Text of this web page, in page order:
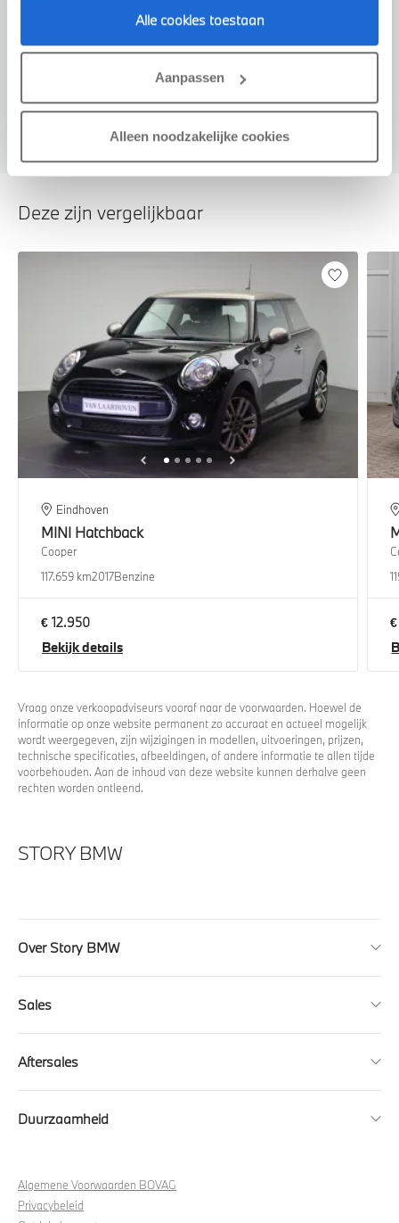
Alle cookies toestaan
Aanpassen
Alleen noodzakelijke cookies
U vertelt meer over uw auto
We verrekenen de waarde van uw auto
Deze zijn vergelijkbaar
Eindhoven
MINI Hatchback
Cooper
117.659 km2017Benzine
€ 12.950
Bekijk details
Vraag onze verkoopadviseurs vooraf naar de voorwaarden. Hoewel de
informatie op onze website permanent zo accuraat en actueel mogelijk
wordt weergegeven, zijn wijzigingen in modellen, uitvoeringen, prijzen,
technische specificaties, afbeeldingen, of andere informatie te allen tijde
voorbehouden. Aan de inhoud van deze website kunnen derhalve geen
rechten worden ontleend.
STORY BMW
Over Story BMW
Sales
Aftersales
Duurzaamheid
Algemene Voorwaarden BOVAG
Privacybeleid